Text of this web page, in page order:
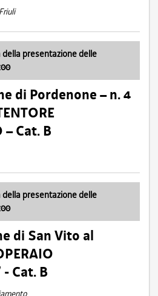
della presentazione delle
di Pordenone – n. 4
– Cat. B
della presentazione delle
di San Vito al
- Cat. B